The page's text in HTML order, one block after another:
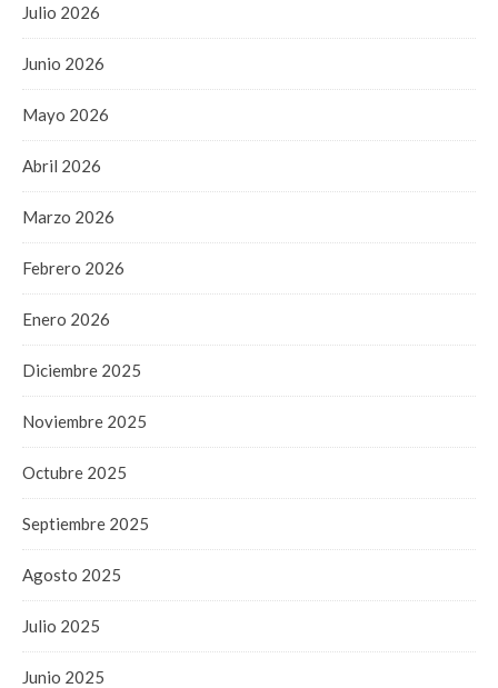
Julio 2026
Junio 2026
Mayo 2026
Abril 2026
Marzo 2026
Febrero 2026
Enero 2026
Diciembre 2025
Noviembre 2025
Octubre 2025
Septiembre 2025
Agosto 2025
Julio 2025
Junio 2025